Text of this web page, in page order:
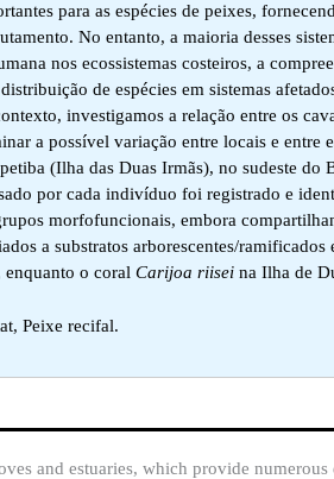
para as espécies de peixes,
No entanto, a maioria desses
nos ecossistemas costeiros, a
de espécies em sistemas
investigamos a relação entre os
a possível variação entre locais e entre
(Ilha das Duas Irmãs), no sudeste
por cada indivíduo foi registrado e
morfofuncionais, embora
a substratos arborescentes/ramificados
enquanto o coral Carijoa riisei na Ilha de
Peixe recifal.
and estuaries, which provide